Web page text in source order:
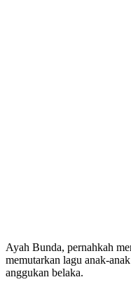
Ayah Bunda, pernahkah
memutarkan lagu anak-
anggukan belaka.